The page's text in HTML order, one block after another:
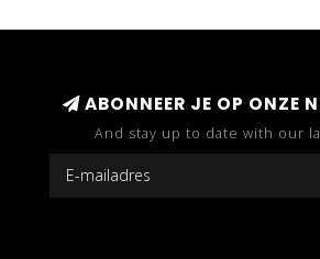
ABONNEER JE OP ONZE
And stay up to date with our